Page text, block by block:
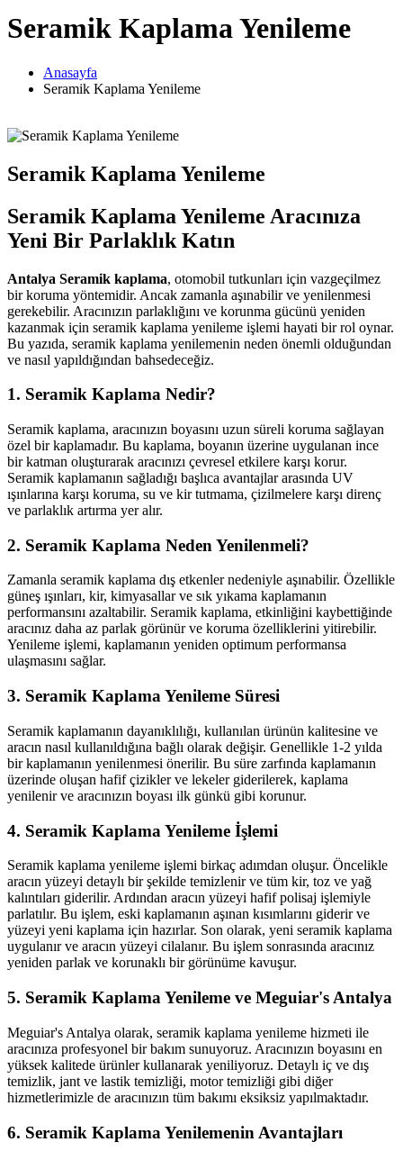
Seramik Kaplama Yenileme
Anasayfa
Seramik Kaplama Yenileme
Seramik Kaplama Yenileme
Seramik Kaplama Yenileme Aracınıza
Yeni Bir Parlaklık Katın
Antalya Seramik kaplama, otomobil tutkunları için vazgeçilmez
bir koruma yöntemidir. Ancak zamanla aşınabilir ve yenilenmesi
gerekebilir. Aracınızın parlaklığını ve korunma gücünü yeniden
kazanmak için seramik kaplama yenileme işlemi hayati bir rol oynar.
Bu yazıda, seramik kaplama yenilemenin neden önemli olduğundan
ve nasıl yapıldığından bahsedeceğiz.
1. Seramik Kaplama Nedir?
Seramik kaplama, aracınızın boyasını uzun süreli koruma sağlayan
özel bir kaplamadır. Bu kaplama, boyanın üzerine uygulanan ince
bir katman oluşturarak aracınızı çevresel etkilere karşı korur.
Seramik kaplamanın sağladığı başlıca avantajlar arasında UV
ışınlarına karşı koruma, su ve kir tutmama, çizilmelere karşı direnç
ve parlaklık artırma yer alır.
2. Seramik Kaplama Neden Yenilenmeli?
Zamanla seramik kaplama dış etkenler nedeniyle aşınabilir. Özellikle
güneş ışınları, kir, kimyasallar ve sık yıkama kaplamanın
performansını azaltabilir. Seramik kaplama, etkinliğini kaybettiğinde
aracınız daha az parlak görünür ve koruma özelliklerini yitirebilir.
Yenileme işlemi, kaplamanın yeniden optimum performansa
ulaşmasını sağlar.
3. Seramik Kaplama Yenileme Süresi
Seramik kaplamanın dayanıklılığı, kullanılan ürünün kalitesine ve
aracın nasıl kullanıldığına bağlı olarak değişir. Genellikle 1-2 yılda
bir kaplamanın yenilenmesi önerilir. Bu süre zarfında kaplamanın
üzerinde oluşan hafif çizikler ve lekeler giderilerek, kaplama
yenilenir ve aracınızın boyası ilk günkü gibi korunur.
4. Seramik Kaplama Yenileme İşlemi
Seramik kaplama yenileme işlemi birkaç adımdan oluşur. Öncelikle
aracın yüzeyi detaylı bir şekilde temizlenir ve tüm kir, toz ve yağ
kalıntıları giderilir. Ardından aracın yüzeyi hafif polisaj işlemiyle
parlatılır. Bu işlem, eski kaplamanın aşınan kısımlarını giderir ve
yüzeyi yeni kaplama için hazırlar. Son olarak, yeni seramik kaplama
uygulanır ve aracın yüzeyi cilalanır. Bu işlem sonrasında aracınız
yeniden parlak ve korunaklı bir görünüme kavuşur.
5. Seramik Kaplama Yenileme ve Meguiar's Antalya
Meguiar's Antalya olarak, seramik kaplama yenileme hizmeti ile
aracınıza profesyonel bir bakım sunuyoruz. Aracınızın boyasını en
yüksek kalitede ürünler kullanarak yeniliyoruz. Detaylı iç ve dış
temizlik, jant ve lastik temizliği, motor temizliği gibi diğer
hizmetlerimizle de aracınızın tüm bakımı eksiksiz yapılmaktadır.
6. Seramik Kaplama Yenilemenin Avantajları